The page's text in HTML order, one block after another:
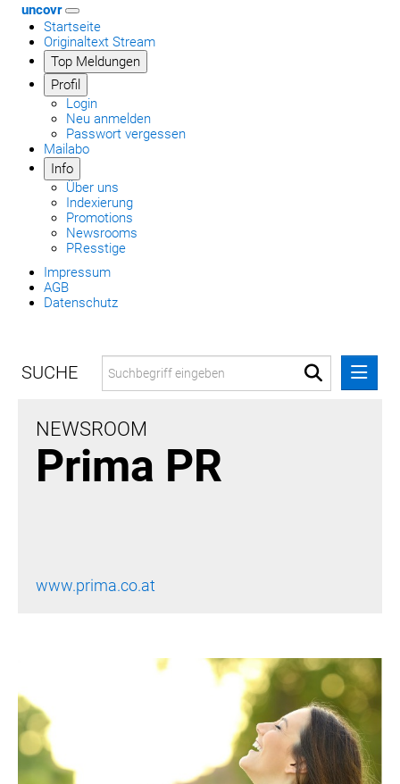
uncovr
Startseite
Originaltext Stream
Top Meldungen
Profil
Login
Neu anmelden
Passwort vergessen
Mailabo
Info
Über uns
Indexierung
Promotions
Newsrooms
PResstige
Impressum
AGB
Datenschutz
MELDUNGEN
PRESSEKONTAKT
NEWSROOM
Prima PR
www.prima.co.at